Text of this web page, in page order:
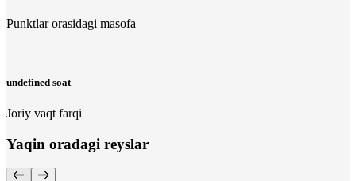
Punktlar orasidagi masofa
undefined soat
Joriy vaqt farqi
Yaqin oradagi reyslar